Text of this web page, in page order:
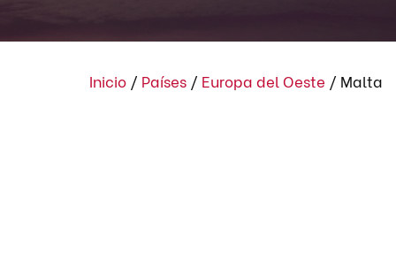
Inicio / Países / Europa del Oeste / Malta